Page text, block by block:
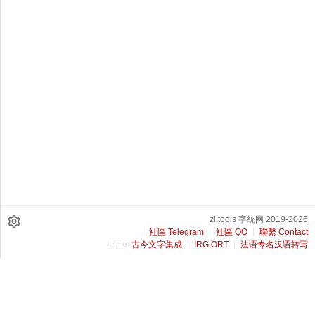
zi.tools 字統网 2019-2026
社區 Telegram
社區 QQ
聯繫 Contact
Links:古今文字集成 IRG ORT 法语专名汉语转写